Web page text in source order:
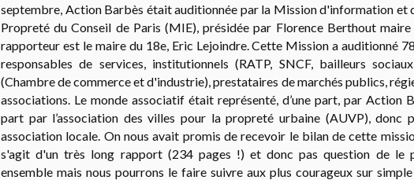
septembre, Action Barbès était auditionnée par la Mission d'information et
Propreté du Conseil de Paris (MIE), présidée par Florence Berthout
rapporteur est le maire du 18e, Eric Lejoindre.Cette Mission a auditionné
responsables de services, institutionnels (RATP, SNCF, bailleurs
(Chambre de commerce et d'industrie), prestataires de marchés publics,
associations. Le monde associatif était représenté, d’une part, par Action
part par l’association des villes pour la propreté urbaine (AUVP), donc
association locale. On nous avait promis de recevoir le bilan de cette
s'agit d'un très long rapport (234 pages !) et donc pas question de le
ensemble mais nous pourrons le faire suivre aux plus courageux sur